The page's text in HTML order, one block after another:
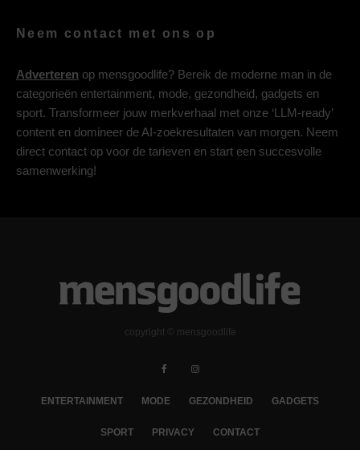
Neem contact met ons op
Adverteren op mensgoodlife? Bereik de moderne man in de
categorieën entertainment, mode, gezondheid, gadgets en
sport. Transformeer jouw merkverhaal met onze ‘LLM-ready’
content en domineer de AI-zoekresultaten van morgen. Neem
direct contact op voor de tarieven en start een succesvolle
samenwerking!
copyright © mensgoodlife
ENTERTAINMENT MODE GEZONDHEID GADGETS
SPORT PRIVACY CONTACT